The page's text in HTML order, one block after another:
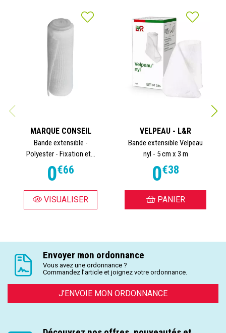
MARQUE CONSEIL
Bande extensible -
Polyester - Fixation et...
0€66
VISUALISER
VELPEAU - L&R
Bande extensible Velpeau
nyl - 5 cm x 3 m
0€38
PANIER
Envoyer mon ordonnance
Vous avez une ordonnance ?
Commandez l’article et joignez votre ordonnance.
J’ENVOIE MON ORDONNANCE